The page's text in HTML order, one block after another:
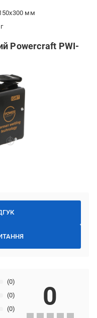
мм
Powercraft PWI-
(0)
(0)
(0)
0